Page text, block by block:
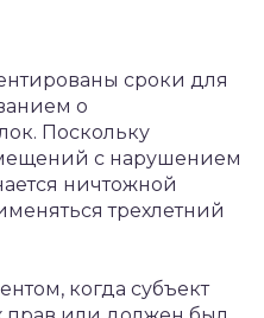
сроки для
о
Поскольку
с нарушением
ничтожной
трехлетний
когда субъект